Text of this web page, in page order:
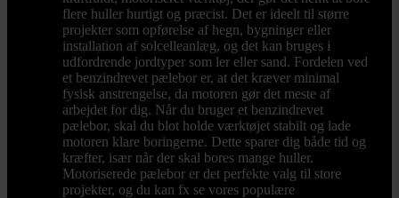
flere huller hurtigt og præcist. Det er ideelt til større
projekter som opførelse af hegn, bygninger eller
installation af solcelleanlæg, og det kan bruges i
udfordrende jordtyper som ler eller sand. Fordelen ved
et benzindrevet pælebor er, at det kræver minimal
fysisk anstrengelse, da motoren gør det meste af
arbejdet for dig. Når du bruger et benzindrevet
pælebor, skal du blot holde værktøjet stabilt og lade
motoren klare boringerne. Dette sparer dig både tid og
kræfter, især når der skal bores mange huller.
Motoriserede pælebor er det perfekte valg til store
projekter, og du kan fx se vores populære